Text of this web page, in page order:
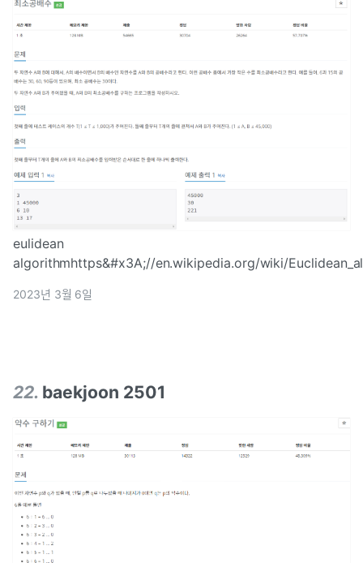
eulidean
algorithmhttps&#x3A;//en.wikipedia.org/wiki/
i2023년 3월 6일
22. baekjoon 2501